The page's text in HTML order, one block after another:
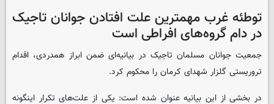
توطئه غرب مهمترین علت افتادن جوانان تاجیک
در دام گروه‌های افراطی است
جمعیت جوانان مسلمان تاجیک در بیانیه‌ای ضمن ابراز همدردی، اقدام
تروریستی گلزار شهدای کرمان را محکوم کرد.
در بخشی از این بیانیه عنوان شده است: یکی از علت‌های تکرار اینگونه